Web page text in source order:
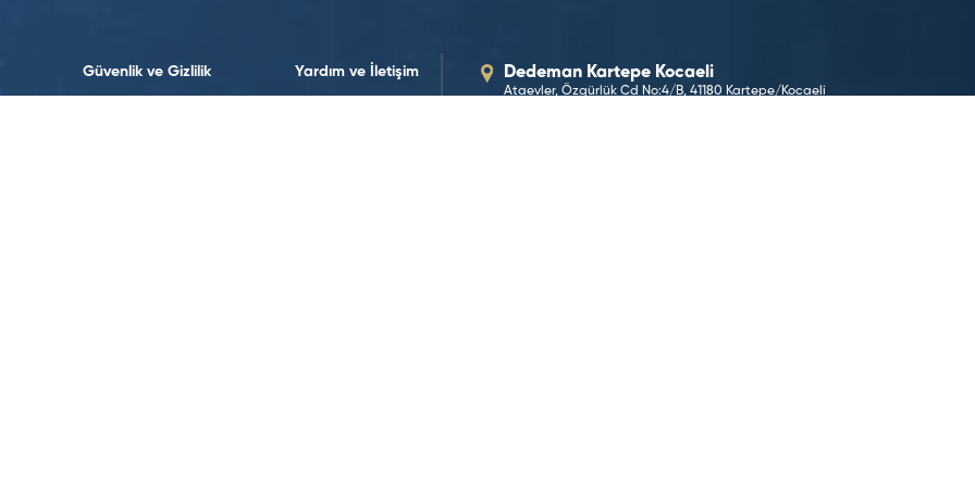
Güvenlik ve Gizlilik Yardım ve İletişim Dedeman Kartepe Kocaeli
Ataevler, Özgürlük Cd No:4/B, 41180 Kartepe/Kocaeli